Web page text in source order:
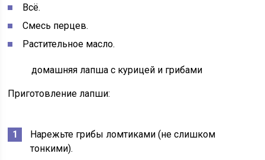
Всё.
Смесь перцев.
Растительное масло.
домашняя лапша с курицей и грибами
Приготовление лапши:
Нарежьте грибы ломтиками (не слишком
тонкими).